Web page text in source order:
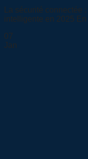
La sécurité
intelligente en 2025 En
07
Jan